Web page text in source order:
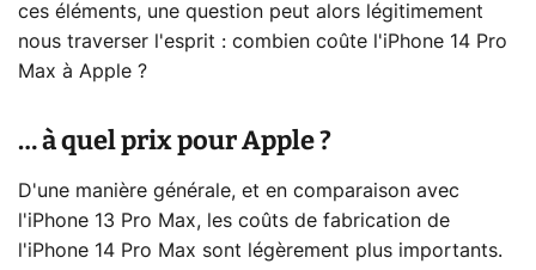
ces éléments, une question peut alors légitimement
nous traverser l'esprit : combien coûte l'iPhone 14 Pro
Max à Apple ?
… à quel prix pour Apple ?
D'une manière générale, et en comparaison avec
l'iPhone 13 Pro Max, les coûts de fabrication de
l'iPhone 14 Pro Max sont légèrement plus importants.